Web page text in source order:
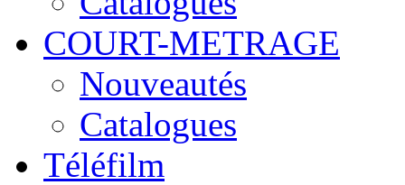
COURT-METRAGE
Nouveautés
Catalogues
Téléfilm